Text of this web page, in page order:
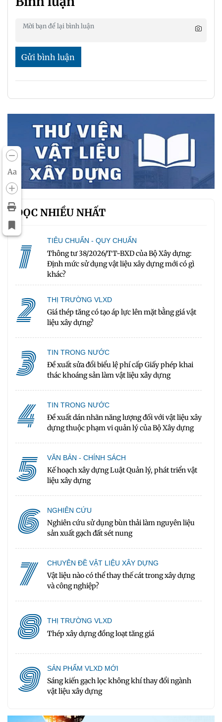
Aa
Gửi bình luận
ĐỌC NHIỀU NHẤT
1 TIÊU CHUẨN - QUY CHUẨN
Thông tư 38/2026/TT-BXD của Bộ Xây dựng:
Định mức sử dụng vật liệu xây dựng mới có gì
khác?
2 THỊ TRƯỜNG VLXD
Giá thép tăng có tạo áp lực lên mặt bằng giá vật
liệu xây dựng?
3 TIN TRONG NƯỚC
Đề xuất sửa đổi biểu lệ phí cấp Giấy phép khai
thác khoáng sản làm vật liệu xây dựng
4 TIN TRONG NƯỚC
Đề xuất dán nhãn năng lượng đối với vật liệu xây
dựng thuộc phạm vi quản lý của Bộ Xây dựng
5 VĂN BẢN - CHÍNH SÁCH
Kế hoạch xây dựng Luật Quản lý, phát triển vật
liệu xây dựng
6 NGHIÊN CỨU
Nghiên cứu sử dụng bùn thải làm nguyên liệu
sản xuất gạch đất sét nung
7 CHUYÊN ĐỀ VẬT LIỆU XÂY DỰNG
Vật liệu nào có thể thay thế cát trong xây dựng
và công nghiệp?
8 THỊ TRƯỜNG VLXD
Thép xây dựng đồng loạt tăng giá
9 SẢN PHẨM VLXD MỚI
Sáng kiến gạch lọc không khí thay đổi ngành
vật liệu xây dựng